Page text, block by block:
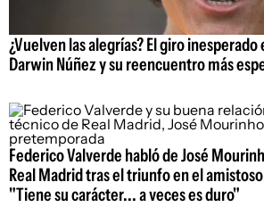
¿Vuelven las alegrías? El giro
Darwin Núñez y su reencuentro más
Federico Valverde habló de José
Real Madrid tras el triunfo en el
"Tiene su carácter... a veces es duro"